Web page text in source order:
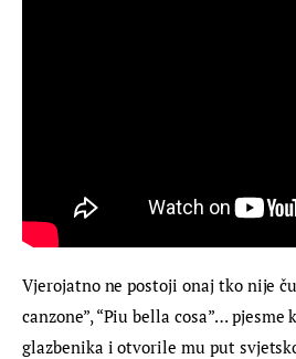
Vjerojatno ne postoji onaj tko nije
canzone”, “Piu bella cosa”…
glazbenika i otvorile mu put